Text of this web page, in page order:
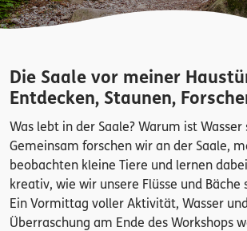
Die Saale vor meiner
Entdecken, Staunen,
Was lebt in der Saale? Warum ist Wasser
Gemeinsam forschen wir an der Saale,
beobachten kleine Tiere und lernen
kreativ, wie wir unsere Flüsse und Bäche
Ein Vormittag voller Aktivität, Wasser
Überraschung am Ende des Workshops